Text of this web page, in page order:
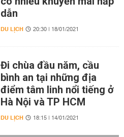
dẫn
DU LỊCH 20:30 | 18/01/2021
Đi chùa đầu năm, cầu
bình an tại những địa
điểm tâm linh nổi tiếng ở
Hà Nội và TP HCM
DU LỊCH 18:15 | 14/01/2021